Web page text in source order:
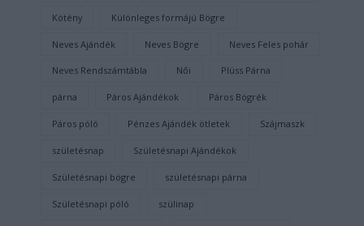
Kötény Különleges formájú Bögre
Neves Ajándék Neves Bögre Neves Feles pohár
Neves Rendszámtábla Női Plüss Párna
párna Páros Ajándékok Páros Bögrék
Páros póló Pénzes Ajándék ötletek Szájmaszk
születésnap Születésnapi Ajándékok
Születésnapi bögre születésnapi párna
Születésnapi póló szülinap